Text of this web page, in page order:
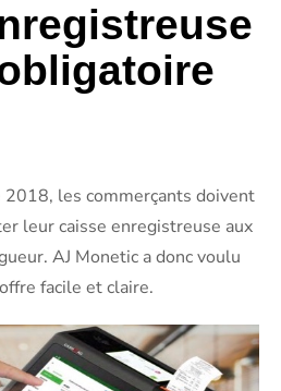
les commerçants doivent
leur caisse enregistreuse aux
AJ Monetic a donc voulu
facile et claire.